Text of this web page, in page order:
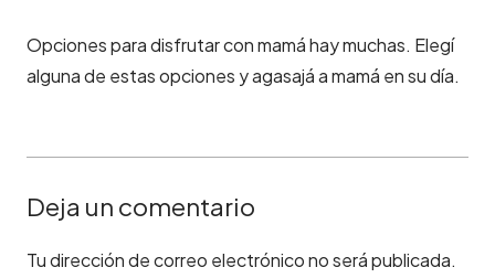
Opciones para disfrutar con mamá hay muchas. Elegí
alguna de estas opciones y agasajá a mamá en su día.
Deja un comentario
Tu dirección de correo electrónico no será publicada.